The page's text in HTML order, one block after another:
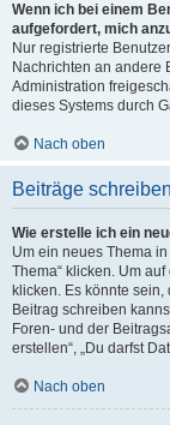
Wenn ich bei einem
aufgefordert, mich
Nur registrierte
Nachrichten an andere
Administration
dieses Systems durch
Nach oben
Beiträge schreiben
Wie erstelle ich ein
Um ein neues Thema
Thema“ klicken. Um
klicken. Es könnte
Beitrag schreiben
Foren- und der
erstellen“, „Du darfst
Nach oben